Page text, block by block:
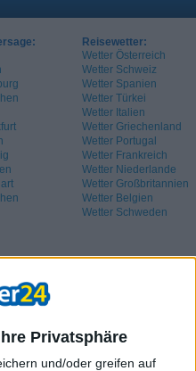
Privatsphäre
und/oder greifen auf
Reisewetter:
Wetter Österreich
Wetter Schweiz
Wetter Spanien
Wetter Türkei
Wetter Italien
Wetter Griechenland
Wetter Portugal
Wetter Frankreich
Wetter Niederlande
Wetter Großbritannien
Wetter Belgien
Wetter Schweden